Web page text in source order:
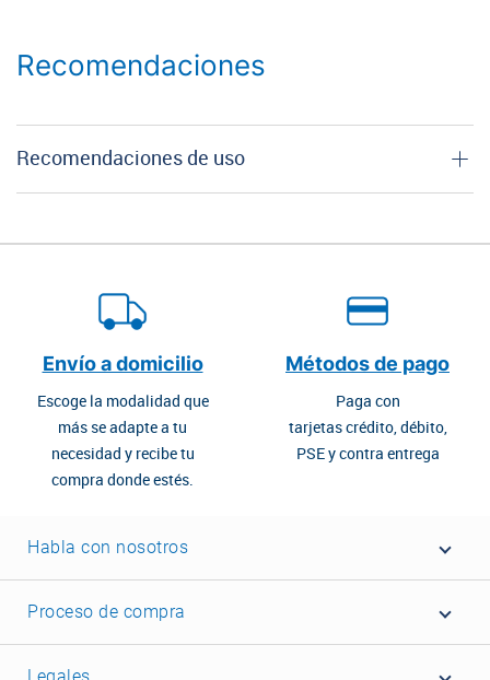
Recomendaciones
Recomendaciones de uso
Envío a domicilio
Escoge la modalidad que
más se adapte a tu
necesidad y recibe tu
compra donde estés.
Métodos de pago
Paga con
tarjetas crédito, débito,
PSE y contra entrega
Habla con nosotros
Proceso de compra